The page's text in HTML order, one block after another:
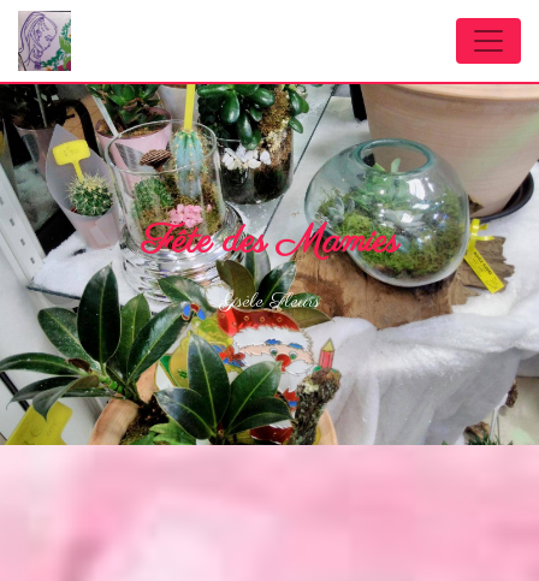
Panneau de gestion des cookies
Fête des Mamies
Gisèle Fleurs